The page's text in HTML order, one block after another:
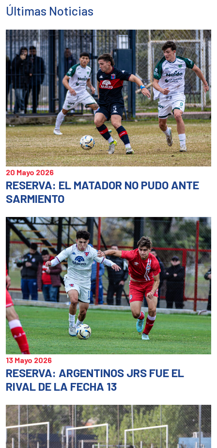
en
una
ventana
nueva)
en
una
nueva)
en
Últimas Noticias
20 Mayo 2026
RESERVA: EL MATADOR NO PUDO ANTE
SARMIENTO
13 Mayo 2026
RESERVA: ARGENTINOS JRS FUE EL
RIVAL DE LA FECHA 13